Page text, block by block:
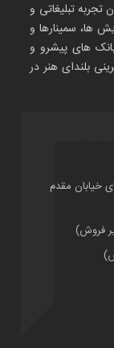
تبلیغاتی و
ها، سمینارها و
های پیشرو و
بلندای هنر در
خیابان مقدم